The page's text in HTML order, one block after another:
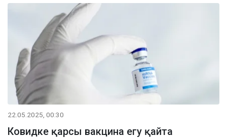
22.05.2025, 00:30
Ковидке қарсы вакцина егу қайта